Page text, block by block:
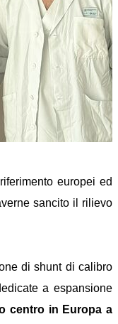
europei ed
sancito il rilievo
di shunt di calibro
a espansione
centro in Europa a